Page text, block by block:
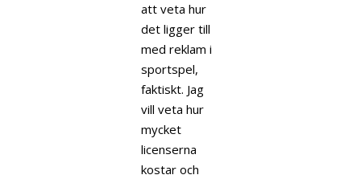
att veta hur
det ligger till
med reklam i
sportspel,
faktiskt. Jag
vill veta hur
mycket
licenserna
kostar och